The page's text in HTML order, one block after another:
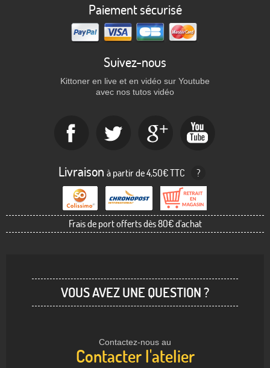
Paiement sécurisé
Suivez-nous
Kittoner en live et en vidéo sur Youtube
avec nos tutos vidéo
Livraison à partir de 4,50€ TTC ?
Frais de port offerts dès 80€ d'achat
VOUS AVEZ UNE QUESTION ?
Contactez-nous au
Contacter l'atelier